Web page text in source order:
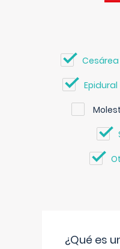
Cesárea
Epidural
¿Qué es